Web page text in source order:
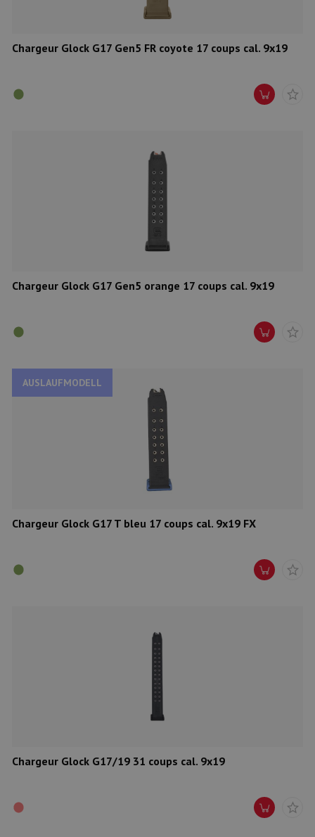
Chargeur Glock G17 Gen5 FR coyote 17 coups cal. 9x19
Chargeur Glock G17 Gen5 orange 17 coups cal. 9x19
AUSLAUFMODELL
Chargeur Glock G17 T bleu 17 coups cal. 9x19 FX
Chargeur Glock G17/19 31 coups cal. 9x19